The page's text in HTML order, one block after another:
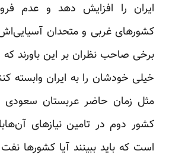
ایران را افزایش دهد و عدم
کشورهای غربی و متحدان
برخی صاحب نظران بر این باورند
خیلی خودشان را به ایران وابسته
مثل زمان حاضر عربستان سعودی
کشور دوم در تامین نیازهای
است که باید ببینند آیا کشور‌ها